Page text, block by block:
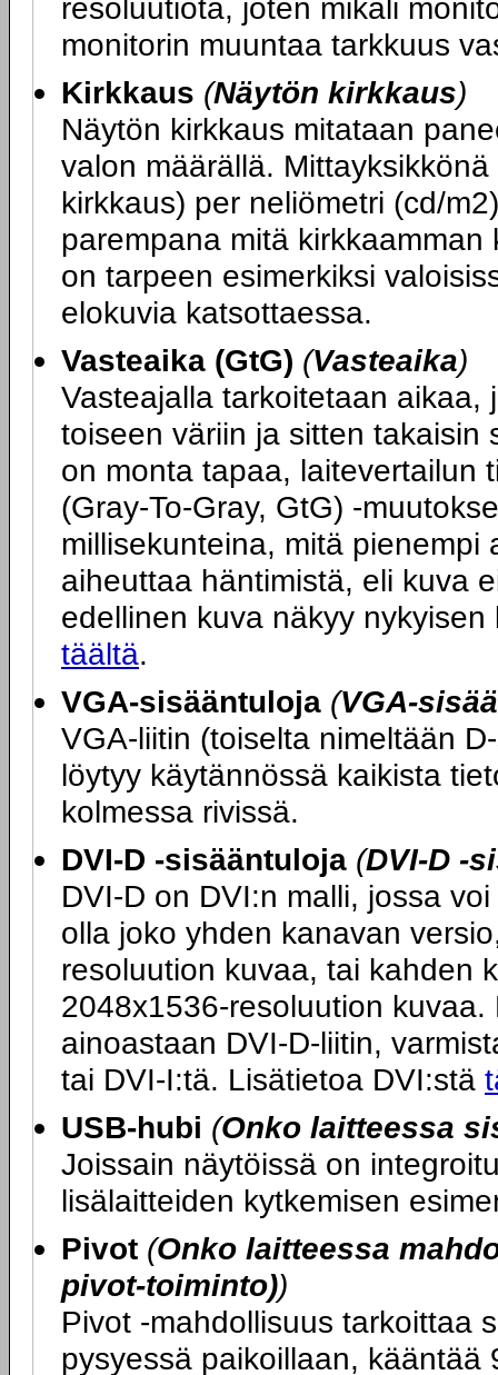
resoluutiota, joten mikäli
monitorin muuntaa tarkkuus
Kirkkaus (Näytön kirkkaus)
Näytön kirkkaus mitataan
valon määrällä.
kirkkaus) per neliömetri (cd/
parempana mitä
on tarpeen esimerkiksi
elokuvia katsottaessa.
Vasteaika (GtG) (Vasteaika)
Vasteajalla tarkoitetaan aikaa,
toiseen väriin ja sitten takaisin
on monta tapaa, laitevertailun
(Gray-To-Gray, GtG) -
millisekunteina, mitä
aiheuttaa häntimistä, eli kuva
edellinen kuva näkyy
täältä.
VGA-sisääntuloja (VGA-
VGA-liitin (toiselta nimeltään
löytyy käytännössä kaikista
kolmessa rivissä.
DVI-D -sisääntuloja (DVI-D -
DVI-D on DVI:n malli, jossa
olla joko yhden kanavan
resoluution kuvaa, tai kahden
2048x1536-resoluution
ainoastaan DVI-D-liitin,
tai DVI-I:tä. Lisätietoa DVI:stä
USB-hubi (Onko laitteessa
Joissain näytöissä on
lisälaitteiden kytkemisen
Pivot (Onko laitteessa
pivot-toiminto))
Pivot -mahdollisuus tarkoittaa
pysyessä paikoillaan,